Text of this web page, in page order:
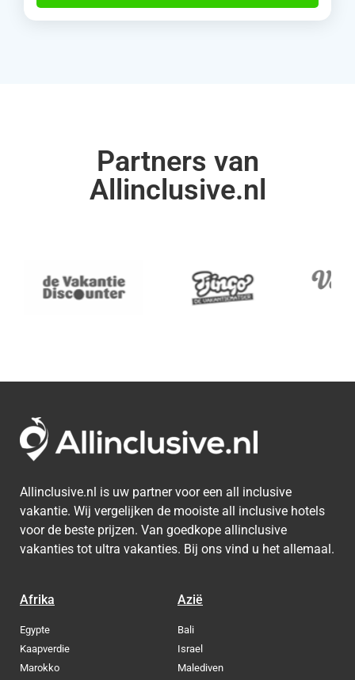
Partners van
Allinclusive.nl
Allinclusive.nl is uw partner voor een all inclusive
vakantie. Wij vergelijken de mooiste all inclusive hotels
voor de beste prijzen. Van goedkope allinclusive
vakanties tot ultra vakanties. Bij ons vind u het allemaal.
Afrika
Egypte
Kaapverdie
Marokko
Azië
Bali
Israel
Malediven